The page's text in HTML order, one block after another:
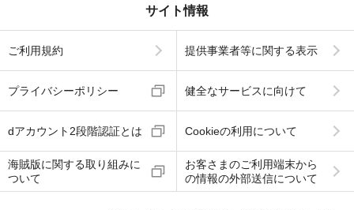
サイト情報
ご利用規約 提供事業者等に関する表示
プライバシーポリシー 健全なサービスに向けて
dアカウント2段階認証とは Cookieの利用について
海賊版に関する取り組みに
ついて
お客さまのご利用端末から
の情報の外部送信について